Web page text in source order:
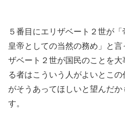
５番目にエリザベート２世が
皇帝としての当然の務め」と
ザベート２世が国民のことを
る者はこういう人がよいとこの
がそうあってほしいと望んだか
す。